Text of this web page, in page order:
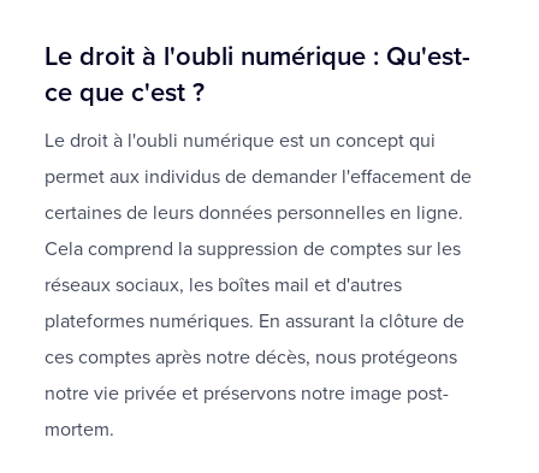
Le droit à l'oubli numérique : Qu'est-
ce que c'est ?
Le droit à l'oubli numérique est un concept qui
permet aux individus de demander l'effacement de
certaines de leurs données personnelles en ligne.
Cela comprend la suppression de comptes sur les
réseaux sociaux, les boîtes mail et d'autres
plateformes numériques. En assurant la clôture de
ces comptes après notre décès, nous protégeons
notre vie privée et préservons notre image post-
mortem.